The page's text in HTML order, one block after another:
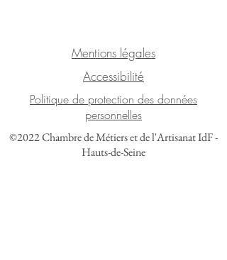
Mentions légales
Accessibilité
Politique de protection des données
personnelles
©2022 Chambre de Métiers et de l'Artisanat IdF -
Hauts-de-Seine